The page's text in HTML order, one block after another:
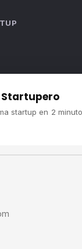
Startupero
startup en 2